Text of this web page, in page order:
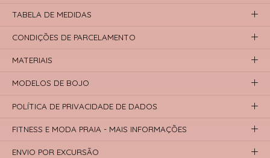
TABELA DE MEDIDAS
CONDIÇÕES DE PARCELAMENTO
MATERIAIS
MODELOS DE BOJO
POLÍTICA DE PRIVACIDADE DE DADOS
FITNESS E MODA PRAIA - MAIS INFORMAÇÕES
ENVIO POR EXCURSÃO